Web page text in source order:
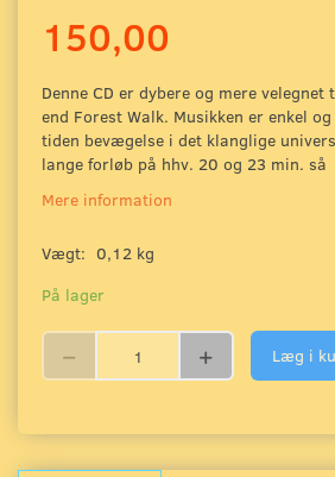
150,00
Denne CD er dybere og mere
end Forest Walk. Musikken er enkel
tiden bevægelse i det klanglige
lange forløb på hhv. 20 og 23 min. så
Mere information
Vægt: 0,12 kg
På lager
Læg i